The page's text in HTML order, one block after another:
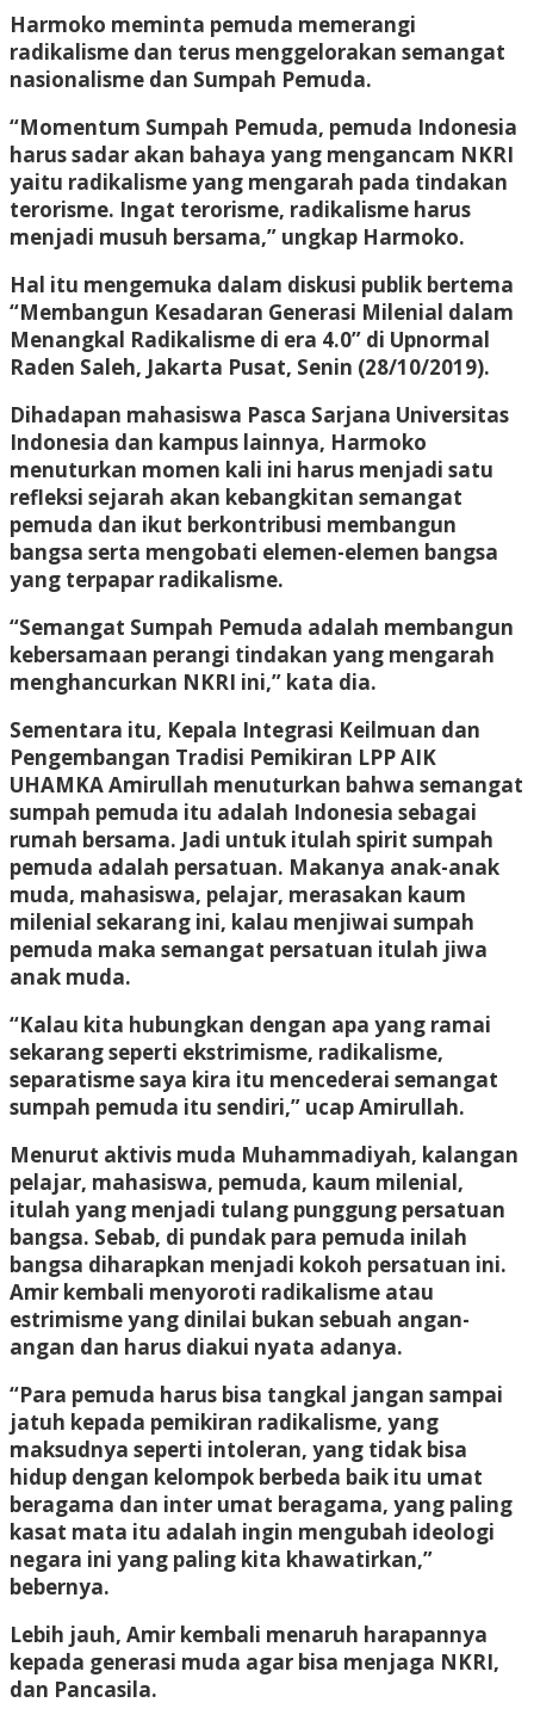
Harmoko meminta pemuda memerangi
radikalisme dan terus menggelorakan semangat
nasionalisme dan Sumpah Pemuda.
“Momentum Sumpah Pemuda, pemuda Indonesia
harus sadar akan bahaya yang mengancam NKRI
yaitu radikalisme yang mengarah pada tindakan
terorisme. Ingat terorisme, radikalisme harus
menjadi musuh bersama,” ungkap Harmoko.
Hal itu mengemuka dalam diskusi publik bertema
“Membangun Kesadaran Generasi Milenial dalam
Menangkal Radikalisme di era 4.0” di Upnormal
Raden Saleh, Jakarta Pusat, Senin (28/10/2019).
Dihadapan mahasiswa Pasca Sarjana Universitas
Indonesia dan kampus lainnya, Harmoko
menuturkan momen kali ini harus menjadi satu
refleksi sejarah akan kebangkitan semangat
pemuda dan ikut berkontribusi membangun
bangsa serta mengobati elemen-elemen bangsa
yang terpapar radikalisme.
“Semangat Sumpah Pemuda adalah membangun
kebersamaan perangi tindakan yang mengarah
menghancurkan NKRI ini,” kata dia.
Sementara itu, Kepala Integrasi Keilmuan dan
Pengembangan Tradisi Pemikiran LPP AIK
UHAMKA Amirullah menuturkan bahwa semangat
sumpah pemuda itu adalah Indonesia sebagai
rumah bersama. Jadi untuk itulah spirit sumpah
pemuda adalah persatuan. Makanya anak-anak
muda, mahasiswa, pelajar, merasakan kaum
milenial sekarang ini, kalau menjiwai sumpah
pemuda maka semangat persatuan itulah jiwa
anak muda.
“Kalau kita hubungkan dengan apa yang ramai
sekarang seperti ekstrimisme, radikalisme,
separatisme saya kira itu mencederai semangat
sumpah pemuda itu sendiri,” ucap Amirullah.
Menurut aktivis muda Muhammadiyah, kalangan
pelajar, mahasiswa, pemuda, kaum milenial,
itulah yang menjadi tulang punggung persatuan
bangsa. Sebab, di pundak para pemuda inilah
bangsa diharapkan menjadi kokoh persatuan ini.
Amir kembali menyoroti radikalisme atau
estrimisme yang dinilai bukan sebuah angan-
angan dan harus diakui nyata adanya.
“Para pemuda harus bisa tangkal jangan sampai
jatuh kepada pemikiran radikalisme, yang
maksudnya seperti intoleran, yang tidak bisa
hidup dengan kelompok berbeda baik itu umat
beragama dan inter umat beragama, yang paling
kasat mata itu adalah ingin mengubah ideologi
negara ini yang paling kita khawatirkan,”
bebernya.
Lebih jauh, Amir kembali menaruh harapannya
kepada generasi muda agar bisa menjaga NKRI,
dan Pancasila.